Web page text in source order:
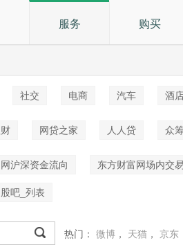
服务 购买
社交 电商 汽车 酒
网贷之家 人人贷 众
沪深资金流向 东方财富网场内交
吧_列表
热门： 微博 ， 天猫 ， 京东